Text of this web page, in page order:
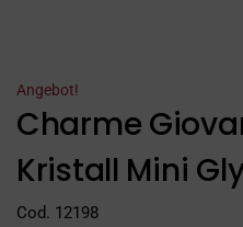
Angebot!
Charme
Kristall Mini
Cod. 12198